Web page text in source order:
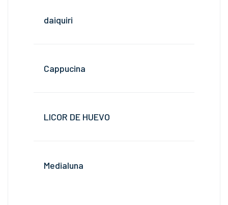
daiquiri
Cappucina
LICOR DE HUEVO
Medialuna